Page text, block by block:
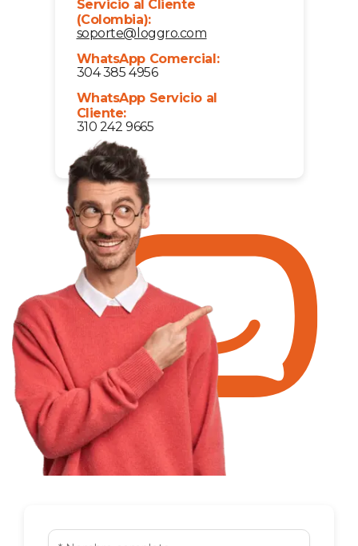
Servicio al Cliente
(Colombia):
soporte@loggro.com
WhatsApp Comercial:
304 385 4956
WhatsApp Servicio al
Cliente:
310 242 9665